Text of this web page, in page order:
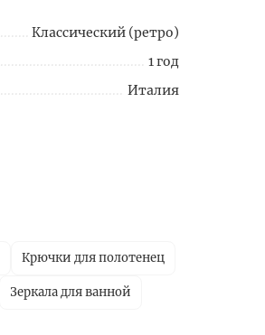
Классический (ретро)
1 год
Италия
Крючки для полотенец
Зеркала для ванной